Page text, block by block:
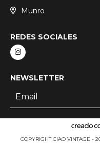
Munro
REDES SOCIALES
NEWSLETTER
COPYRIGHT CIAO VINTAGE -